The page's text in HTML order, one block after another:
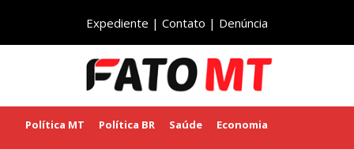
Expediente | Contato | Denúncia
Política MT Política BR Saúde Economia